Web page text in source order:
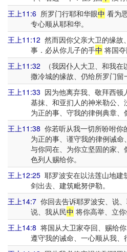
王上11:6 所罗门行耶和华眼中 看为
专心顺从耶和华。
王上11:12 然而因你父亲大卫的缘故
事．必从你儿子的手中 将国夺
王上11:32 （我因仆人大卫、和我在
撒冷城的缘故、仍给所罗门留
王上11:33 因为他离弃我、敬拜西顿
基抹、和亚扪人的神米勒公
为正的事、守我的律例典章、
王上11:38 你若听从我一切所吩咐你
为正的事、谨守我的律例诫
与你同在、为你立坚固的家
色列人赐给你。
王上12:25 耶罗波安在以法莲山地建
剑出去、建筑毗努伊勒。
王上14:7 你回去告诉耶罗波安、说
说、我从民中 将你高举、立
王上14:8 将国从大卫家夺回、赐给
遵守我的诫命、一心顺从我、